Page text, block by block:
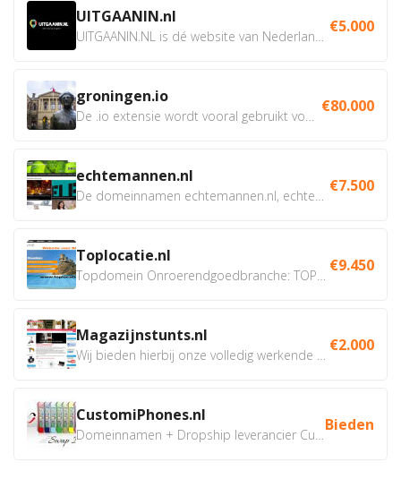
UITGAANIN.nl €5.000
groningen.io €80.000
echtemannen.nl €7.500
Toplocatie.nl €9.450
Magazijnstunts.nl €2.000
CustomiPhones.nl Bieden